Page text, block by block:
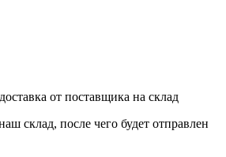
от поставщика на склад
склад, после чего будет отправлен